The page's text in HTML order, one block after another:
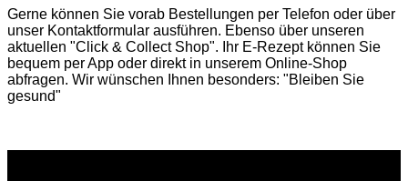
Gerne können Sie vorab Bestellungen per Telefon oder über
unser Kontaktformular ausführen. Ebenso über unseren
aktuellen "Click & Collect Shop". Ihr E-Rezept können Sie
bequem per App oder direkt in unserem Online-Shop
abfragen. Wir wünschen Ihnen besonders: "Bleiben Sie
gesund"